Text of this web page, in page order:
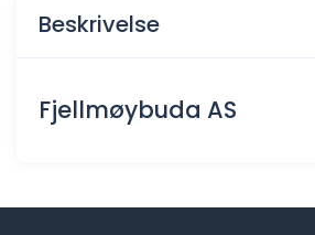
Beskrivelse
Fjellmøybuda AS